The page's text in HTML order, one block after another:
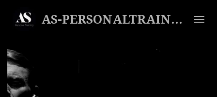
Hauptinhalt
AS-PERSONALTRAINING